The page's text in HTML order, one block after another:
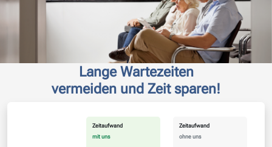
Lange Wartezeiten
vermeiden und Zeit sparen!
Zeitaufwand
mit uns
Zeitaufwand
ohne uns